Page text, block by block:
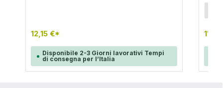
12,15 €*
Disponibile 2-3 Giorni lavorativi Tempi
di consegna per l’Italia
Bike-
un
2 x